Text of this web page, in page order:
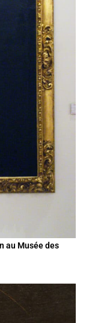
au Musée des